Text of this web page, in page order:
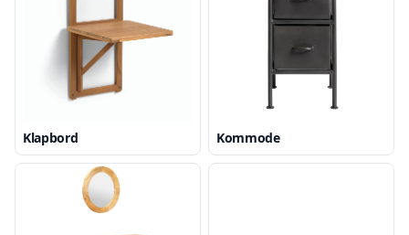
Klapbord Kommode